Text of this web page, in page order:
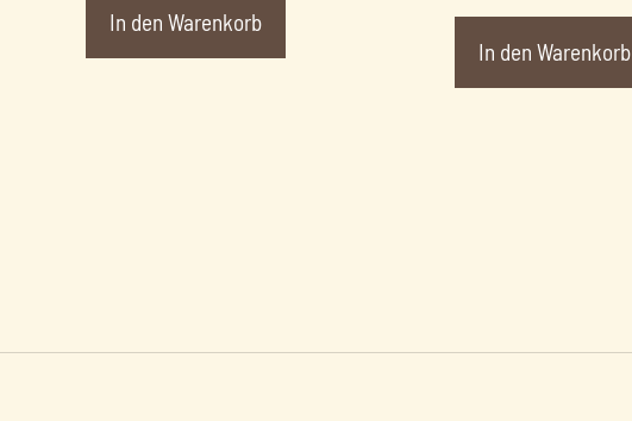
In den Warenkorb
In den Warenkorb